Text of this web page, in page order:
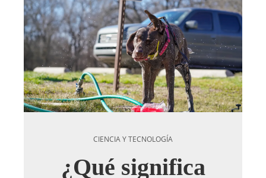
CIENCIA Y TECNOLOGÍA
¿Qué significa